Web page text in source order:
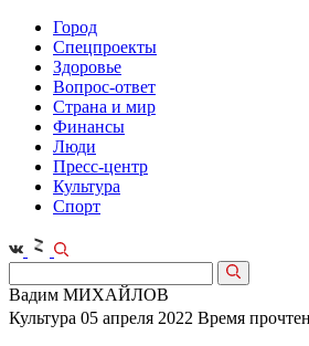
Город
Спецпроекты
Здоровье
Вопрос-ответ
Страна и мир
Финансы
Люди
Пресс-центр
Культура
Спорт
Вадим МИХАЙЛОВ
Культура 05 апреля 2022 Время